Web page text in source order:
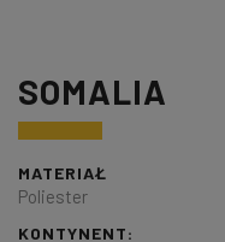
SOMALIA
MATERIAŁ
Poliester
KONTYNENT: